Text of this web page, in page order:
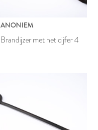
ANONIEM
Brandijzer met het cijfer 4